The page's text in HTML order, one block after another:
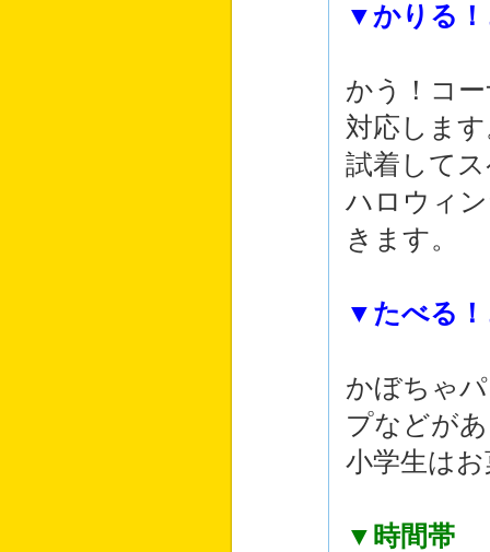
▼かりる！
かう！コ
対応しま
試着して
ハロウィ
きます。
▼たべる！
かぼちゃ
プなどが
小学生は
▼時間帯